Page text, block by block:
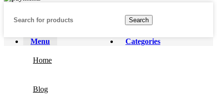
Search
Menu Categories
Home
Blog